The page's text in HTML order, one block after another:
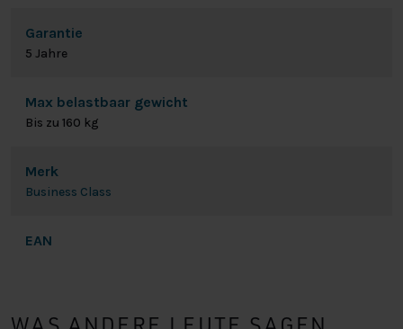
Garantie
5 Jahre
Max belastbaar gewicht
Bis zu 160 kg
Merk
Business Class
EAN